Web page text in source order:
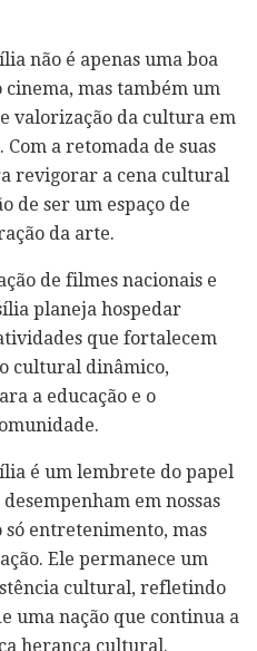
não é apenas uma boa
mas também um
valorização da cultura em
a retomada de suas
revigorar a cena cultural
de ser um espaço de
da arte.
de filmes nacionais e
planeja hospedar
que fortalecem
cultural dinâmico,
a educação e o
é um lembrete do papel
em nossas
entretenimento, mas
Ele permanece um
cultural, refletindo
uma nação que continua a
herança cultural.